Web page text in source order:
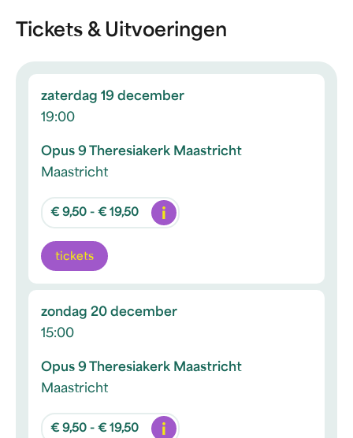
Tickets & Uitvoeringen
zaterdag 19 december
19:00
Opus 9 Theresiakerk Maastricht
Maastricht
€ 9,50 - € 19,50 Info
tickets
zondag 20 december
15:00
Opus 9 Theresiakerk Maastricht
Maastricht
€ 9,50 - € 19,50 Info